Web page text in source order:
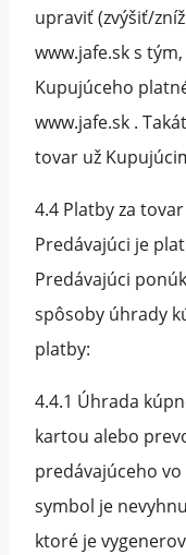
upraviť (zvýšiť/
www.jafe.sk s
Kupujúceho
www.jafe.sk .
tovar už
4.4 Platby za
Predávajúci je
Predávajúci
spôsoby úhrady
platby:
4.4.1 Úhrada
kartou alebo
predávajúceho
symbol je
ktoré je